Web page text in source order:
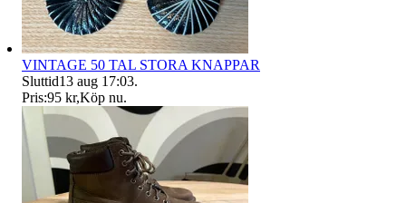
VINTAGE 50 TAL STORA KNAPPAR
Sluttid13 aug 17:03.
Pris:95 kr,Köp nu.